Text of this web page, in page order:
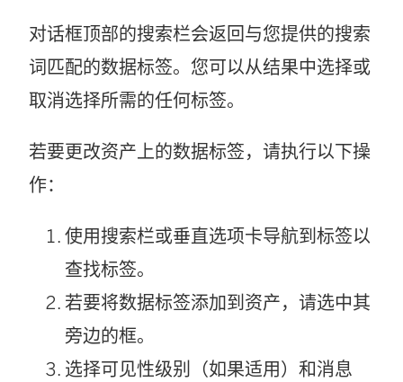
对话框顶部的搜索栏会返回与您提供的搜索
词匹配的数据标签。您可以从结果中选择或
取消选择所需的任何标签。
若要更改资产上的数据标签，请执行以下操
作：
使用搜索栏或垂直选项卡导航到标签以
查找标签。
若要将数据标签添加到资产，请选中其
旁边的框。
选择可见性级别（如果适用）和消息